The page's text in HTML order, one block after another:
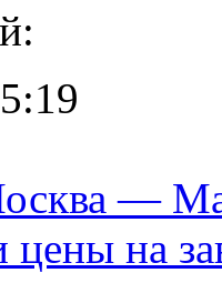
—
цены на